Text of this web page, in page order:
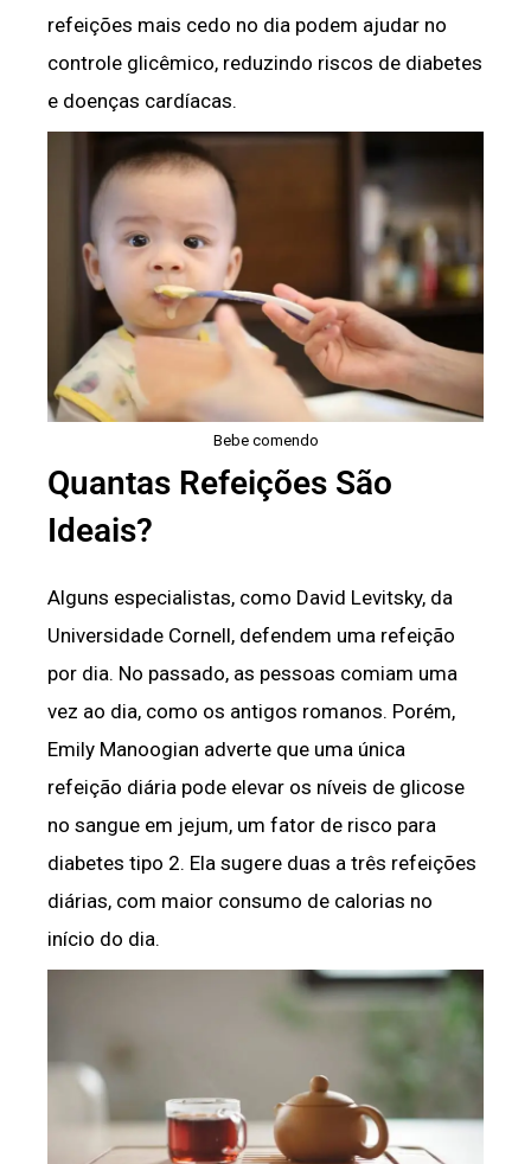
refeições mais cedo no dia podem ajudar no
controle glicêmico, reduzindo riscos de diabetes
e doenças cardíacas.
Bebe comendo
Quantas Refeições São
Ideais?
Alguns especialistas, como David Levitsky, da
Universidade Cornell, defendem uma refeição
por dia. No passado, as pessoas comiam uma
vez ao dia, como os antigos romanos. Porém,
Emily Manoogian adverte que uma única
refeição diária pode elevar os níveis de glicose
no sangue em jejum, um fator de risco para
diabetes tipo 2. Ela sugere duas a três refeições
diárias, com maior consumo de calorias no
início do dia.